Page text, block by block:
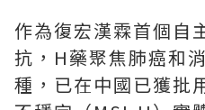
作為復宏漢霖首個自
抗，H藥聚焦肺癌和
種，已在中國已獲批